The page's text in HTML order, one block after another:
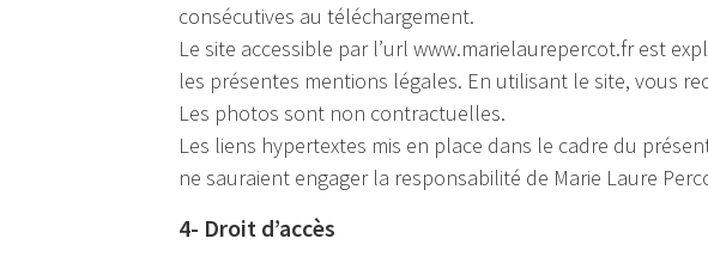
consécutives au téléchargement.
Le site accessible par l’url www.marielaurepercot.fr est
les présentes mentions légales. En utilisant le site, vous
Les photos sont non contractuelles.
Les liens hypertextes mis en place dans le cadre du
ne sauraient engager la responsabilité de Marie Laure
4- Droit d’accès